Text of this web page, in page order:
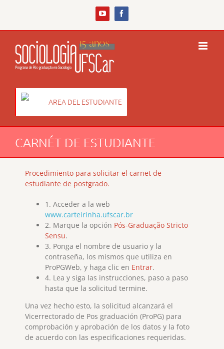
YouTubeFacebook
AREA DEL ESTUDIANTE
CARNÉT DE ESTUDIANTE
Procedimiento para solicitar el carnet de
estudiante de postgrado.
1. Acceder a la web
www.carteirinha.ufscar.br
2. Marque la opción Pós-Graduação Stricto
Sensu.
3. Ponga el nombre de usuario y la
contraseña, los mismos que utiliza en
ProPGWeb, y haga clic en Entrar.
4. Lea y siga las instrucciones, paso a paso
hasta que la solicitud termine.
Una vez hecho esto, la solicitud alcanzará el
Vicerrectorado de Pos graduación (ProPG) para
comprobación y aprobación de los datos y la foto
de acuerdo con las especificaciones requeridas.